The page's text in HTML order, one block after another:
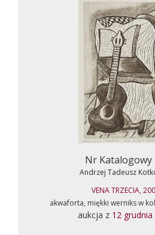
Nr Katalogowy
Andrzej Tadeusz
VENA TRZECIA,
akwaforta, miękki werniks w
aukcja z 12 grudnia